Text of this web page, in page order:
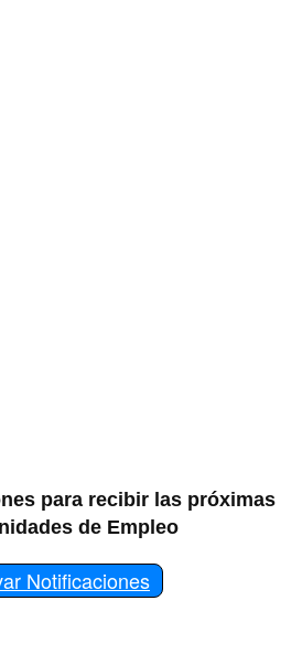
para recibir las próximas
de Empleo
Notificaciones